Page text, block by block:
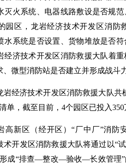
灭火系统、电器线路敷设是否规
园区， 龙岩经济技术开发区消防
水系统是否设置、货物堆放是否
经济技术开发区消防救援大队着重
微型消防站是否建立并形成战斗
岩经济技术开发区消防救援大队共
单，截至目前，4个园区已投入350
高新区（经开区）“厂中厂”消防
术开发区消防救援大队将通过以“
形成“排查—整改—验收—长效管理